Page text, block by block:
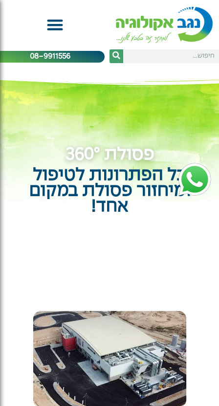
08-9911556
פסולת 360°
כל הפתרונות לטיפול
ומיחזור פסולת במקום
אחד!